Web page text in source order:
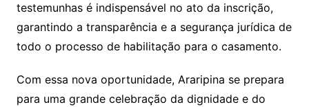
testemunhas é indispensável no ato da inscrição,
garantindo a transparência e a segurança jurídica de
todo o processo de habilitação para o casamento.
Com essa nova oportunidade, Araripina se prepara
para uma grande celebração da dignidade e do